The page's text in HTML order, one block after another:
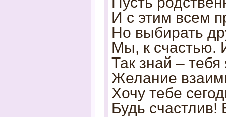
И с этим всем
Но выбирать
Мы, к счастью.
Так знай – тебя
Желание
Хочу тебе
Будь